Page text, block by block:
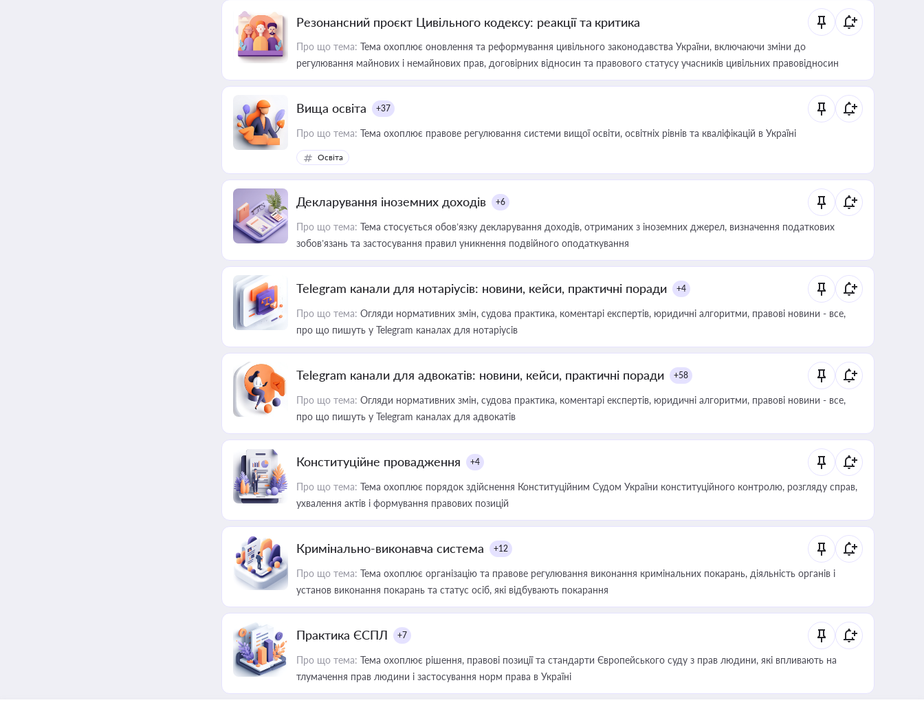
Резонансний проєкт Цивільного кодексу: реакції та критика
Про що тема: Тема охоплює оновлення та реформування цивільного законодавства України, включаючи зміни до
регулювання майнових і немайнових прав, договірних відносин та правового статусу учасників цивільних правовідносин
Вища освіта +37
Про що тема: Тема охоплює правове регулювання системи вищої освіти, освітніх рівнів та кваліфікацій в Україні
Освіта
Декларування іноземних доходів +6
Про що тема: Тема стосується обов’язку декларування доходів, отриманих з іноземних джерел, визначення податкових
зобов’язань та застосування правил уникнення подвійного оподаткування
Telegram канали для нотаріусів: новини, кейси, практичні поради +4
Про що тема: Огляди нормативних змін, судова практика, коментарі експертів, юридичні алгоритми, правові новини - все,
про що пишуть у Telegram каналах для нотаріусів
Telegram канали для адвокатів: новини, кейси, практичні поради +58
Про що тема: Огляди нормативних змін, судова практика, коментарі експертів, юридичні алгоритми, правові новини - все,
про що пишуть у Telegram каналах для адвокатів
Конституційне провадження +4
Про що тема: Тема охоплює порядок здійснення Конституційним Судом України конституційного контролю, розгляду справ,
ухвалення актів і формування правових позицій
Кримінально-виконавча система +12
Про що тема: Тема охоплює організацію та правове регулювання виконання кримінальних покарань, діяльність органів і
установ виконання покарань та статус осіб, які відбувають покарання
Практика ЄСПЛ +7
Про що тема: Тема охоплює рішення, правові позиції та стандарти Європейського суду з прав людини, які впливають на
тлумачення прав людини і застосування норм права в Україні